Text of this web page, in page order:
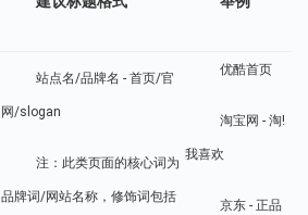
站点名/品牌名 - 首页/官
网/slogan
注：此类页面的核心词为
品牌词/网站名称，修饰词包括
优酷首页
淘宝网 - 淘!
我喜欢
京东 - 正品